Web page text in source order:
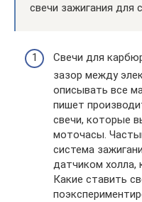
свечи зажигания для
Свечи для
зазор между
описывать все
пишет
свечи, которые
моточасы.
система
датчиком холла,
Какие ставить